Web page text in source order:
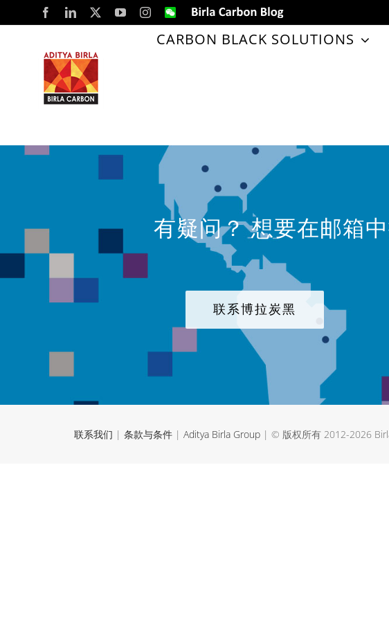
to
content
FacebookLinkedIn YouTubeInstagram
WeChatBirla
Carbon
Blog
CARBON BLACK SOLUTIONS
有疑问？ 想要在邮箱
联系博拉炭黑
联系我们 |条款与条件 |Aditya Birla Group | © 版权所有 2012-2026